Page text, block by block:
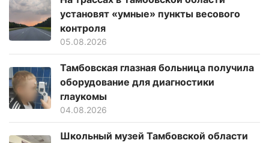
установят «умные» пункты весового
контроля
05.08.2026
Тамбовская глазная больница получила
оборудование для диагностики
глаукомы
04.08.2026
Школьный музей Тамбовской области